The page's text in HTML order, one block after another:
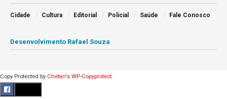
Cidade Cultura Editorial Policial Saúde Fale Conosco
Desenvolvimento Rafael Souza
Copy Protected by Chetan's WP-Copyprotect.